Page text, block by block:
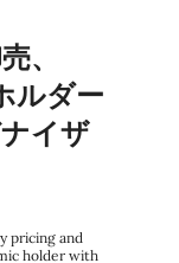
、
ルダー
イザ
pricing and
holder with